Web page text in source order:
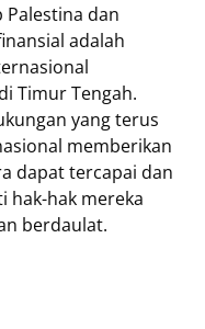
Palestina dan
adalah
Timur Tengah.
yang terus
memberikan
dapat tercapai dan
hak-hak mereka
berdaulat.